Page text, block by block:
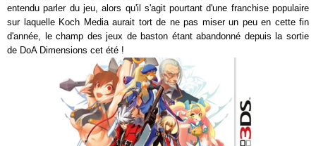
entendu parler du jeu, alors qu'il s'agit pourtant d'une franchise populaire
sur laquelle Koch Media aurait tort de ne pas miser un peu en cette fin
d'année, le champ des jeux de baston étant abandonné depuis la sortie
de DoA Dimensions cet été !